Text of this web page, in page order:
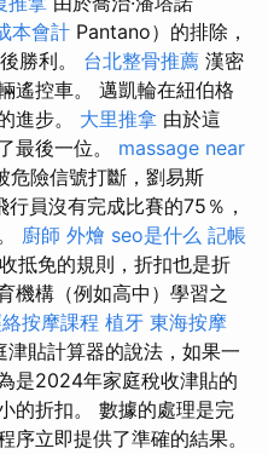
本會計 Pantano）的排除，
勝利。 台北整骨推薦 漢密
遙控車。 邁凱輪在紐伯格
進步。 大里推拿 由於這
最後一位。 massage near
危險信號打斷，劉易斯
行員沒有完成比賽的75％，
廚師 外燴 seo是什么 記帳
抵免的規則，折扣也是折
機構（例如高中）學習之
按摩課程 植牙 東海按摩
津貼計算器的說法，如果一
是2024年家庭稅收津貼的
的折扣。 數據的處理是完
立即提供了準確的結果。